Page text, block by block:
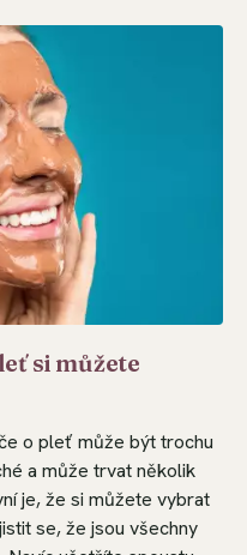
si můžete
o pleť může být trochu
a může trvat několik
je, že si můžete vybrat
se, že jsou všechny